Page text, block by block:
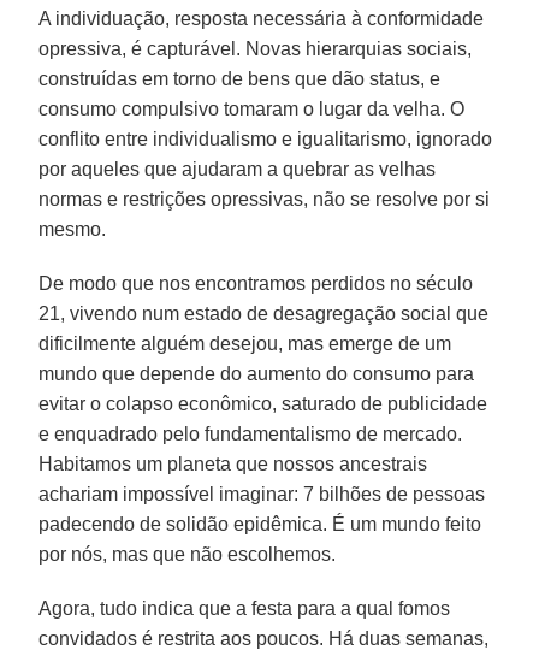
A individuação, resposta necessária à conformidade
opressiva, é capturável. Novas hierarquias sociais,
construídas em torno de bens que dão status, e
consumo compulsivo tomaram o lugar da velha. O
conflito entre individualismo e igualitarismo, ignorado
por aqueles que ajudaram a quebrar as velhas
normas e restrições opressivas, não se resolve por si
mesmo.
De modo que nos encontramos perdidos no século
21, vivendo num estado de desagregação social que
dificilmente alguém desejou, mas emerge de um
mundo que depende do aumento do consumo para
evitar o colapso econômico, saturado de publicidade
e enquadrado pelo fundamentalismo de mercado.
Habitamos um planeta que nossos ancestrais
achariam impossível imaginar: 7 bilhões de pessoas
padecendo de solidão epidêmica. É um mundo feito
por nós, mas que não escolhemos.
Agora, tudo indica que a festa para a qual fomos
convidados é restrita aos poucos. Há duas semanas,